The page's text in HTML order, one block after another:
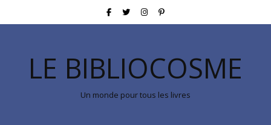
LE BIBLIOCOSME
Un monde pour tous les livres